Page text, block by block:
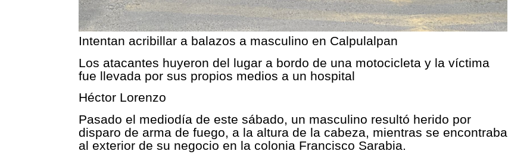
Intentan acribillar a balazos a masculino en Calpulalpan
Los atacantes huyeron del lugar a bordo de una motocicleta y la víctima
fue llevada por sus propios medios a un hospital
Héctor Lorenzo
Pasado el mediodía de este sábado, un masculino resultó herido por
disparo de arma de fuego, a la altura de la cabeza, mientras se encontraba
al exterior de su negocio en la colonia Francisco Sarabia.